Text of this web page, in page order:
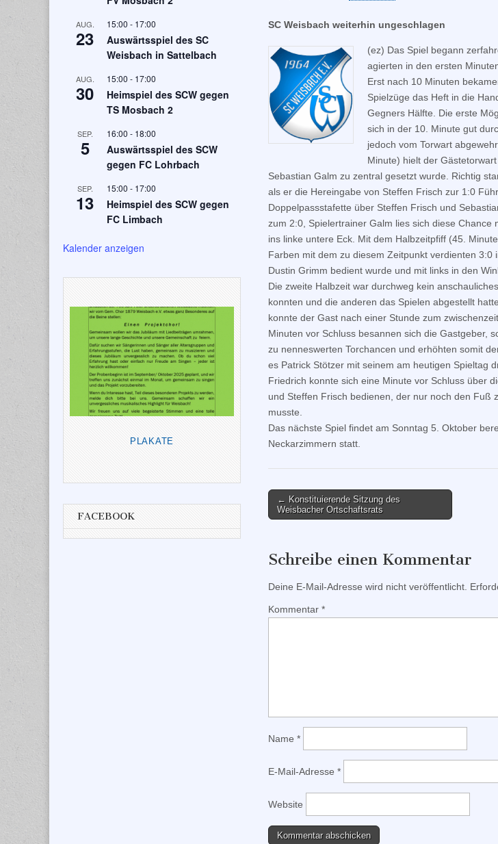
SC Weisbach weiterhin ungeschlagen
(ez) Das Spiel begann
agierten in den ersten
Erst nach 10 Minuten
Spielzüge das Heft in die
Gegners Hälfte. Die erste
sich in der 10. Minute gut
jedoch vom Torwart
Minute) hielt der
Sebastian Galm zu zentral gesetzt wurde. Richtig
als er die Hereingabe von Steffen Frisch zur 1:0
Doppelpassstafette über Steffen Frisch und
zum 2:0, Spielertrainer Galm lies sich diese Chance
ins linke untere Eck. Mit dem Halbzeitpfiff (45.
Farben mit dem zu diesem Zeitpunkt verdienten 3:0
Dustin Grimm bedient wurde und mit links in den
Die zweite Halbzeit war durchweg kein
konnten und die anderen das Spielen abgestellt
konnte der Gast nach einer Stunde zum
Minuten vor Schluss besannen sich die Gastgeber,
zu nenneswerten Torchancen und erhöhten somit
es Patrick Stötzer mit seinem am heutigen Spieltag
Friedrich konnte sich eine Minute vor Schluss über
und Steffen Frisch bedienen, der nur noch den Fuß
musste.
Das nächste Spiel findet am Sonntag 5. Oktober
Neckarzimmern statt.
Post
navigation
← Konstituierende Sitzung des
Weisbacher Ortschaftsrats
Schreibe einen Kommentar
Deine E-Mail-Adresse wird nicht veröffentlicht.
Kommentar *
Name *
E-Mail-Adresse *
Website
AUG.
23
15:00 - 17:00
Auswärtsspiel des SC
Weisbach in Sattelbach
AUG.
30
15:00 - 17:00
Heimspiel des SCW gegen
TS Mosbach 2
SEP.
5
16:00 - 18:00
Auswärtsspiel des SCW
gegen FC Lohrbach
SEP.
13
15:00 - 17:00
Heimspiel des SCW gegen
FC Limbach
Kalender anzeigen
PLAKATE
FACEBOOK